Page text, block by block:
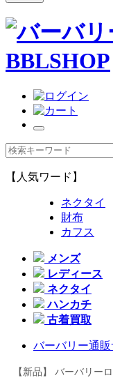
【人気ワード】
ネクタイ
財布
カフス
メンズ
レディース
ネクタイ
ハンカチ
古着買取
バーバリー通
【新品】 バーバリ